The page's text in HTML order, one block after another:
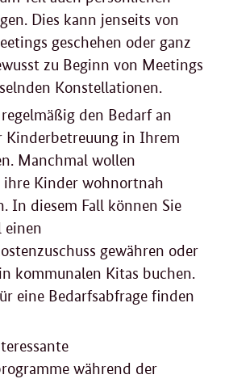
Dies kann jenseits von
geschehen oder ganz
zu Beginn von Meetings
Konstellationen.
den Bedarf an
Kinderbetreuung in Ihrem
Manchmal wollen
ihre Kinder wohnortnah
In diesem Fall können Sie
einen
gewähren oder
kommunalen Kitas buchen.
eine Bedarfsabfrage finden
während der